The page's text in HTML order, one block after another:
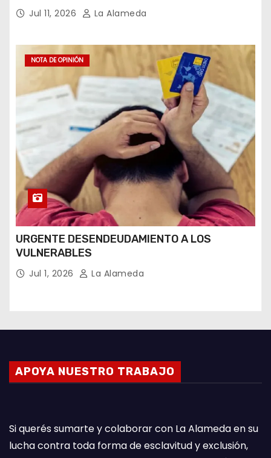
Jul 11, 2026 La Alameda
NOTA DE OPINIÓN
URGENTE DESENDEUDAMIENTO A LOS
VULNERABLES
Jul 1, 2026 La Alameda
APOYA NUESTRO TRABAJO
Si querés sumarte y colaborar con La Alameda en su
lucha contra toda forma de esclavitud y exclusión,